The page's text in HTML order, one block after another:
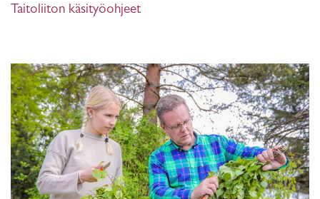
Taitoliiton käsityöohjeet